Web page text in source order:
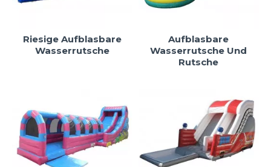
Riesige Aufblasbare
Wasserrutsche
Aufblasbare
Wasserrutsche Und
Rutsche